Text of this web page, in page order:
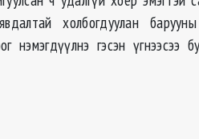
холбогдуулан
нэмэгдүүлнэ гэсэн үгнээсээ